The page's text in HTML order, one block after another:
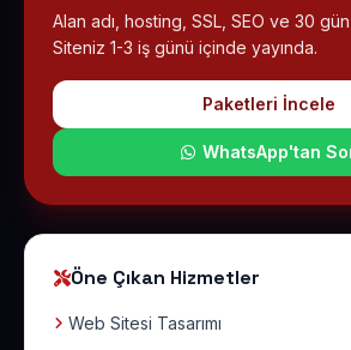
Alan adı, hosting, SSL, SEO ve 30
Siteniz 1-3 iş günü içinde yayında.
Paketleri İncele
WhatsApp'tan
Öne Çıkan Hizmetler
Web Sitesi Tasarımı